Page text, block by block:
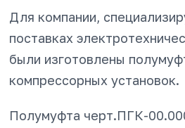
Для компании,
поставках
были изготовлены
компрессорных установок.
Полумуфта черт.ПГК-